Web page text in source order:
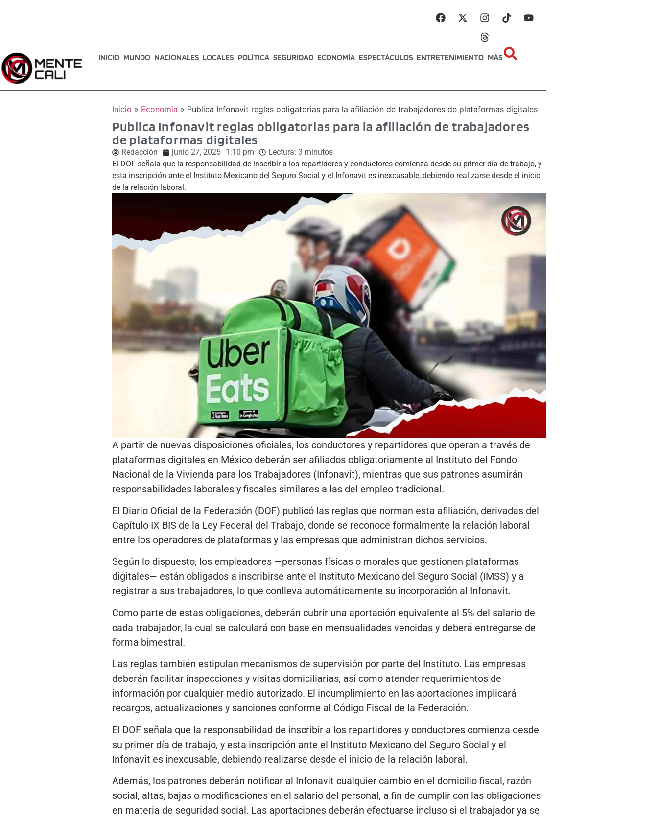
INICIO MUNDO NACIONALES LOCALES POLÍTICA SEGURIDAD ECONOMÍA ESPECTÁCULOS ENTRETENIMIENTO MÁS
Inicio » Economía » Publica Infonavit reglas obligatorias para la afiliación de trabajadores de plataformas digitales
Publica Infonavit reglas obligatorias para la afiliación de trabajadores
de plataformas digitales
Redacción junio 27, 2025 1:10 pm Lectura: 3 minutos
El DOF señala que la responsabilidad de inscribir a los repartidores y conductores comienza desde su primer día de trabajo, y
esta inscripción ante el Instituto Mexicano del Seguro Social y el Infonavit es inexcusable, debiendo realizarse desde el inicio
de la relación laboral.
A partir de nuevas disposiciones oficiales, los conductores y repartidores que operan a través de
plataformas digitales en México deberán ser afiliados obligatoriamente al Instituto del Fondo
Nacional de la Vivienda para los Trabajadores (Infonavit), mientras que sus patrones asumirán
responsabilidades laborales y fiscales similares a las del empleo tradicional.
El Diario Oficial de la Federación (DOF) publicó las reglas que norman esta afiliación, derivadas del
Capítulo IX BIS de la Ley Federal del Trabajo, donde se reconoce formalmente la relación laboral
entre los operadores de plataformas y las empresas que administran dichos servicios.
Según lo dispuesto, los empleadores —personas físicas o morales que gestionen plataformas
digitales— están obligados a inscribirse ante el Instituto Mexicano del Seguro Social (IMSS) y a
registrar a sus trabajadores, lo que conlleva automáticamente su incorporación al Infonavit.
Como parte de estas obligaciones, deberán cubrir una aportación equivalente al 5% del salario de
cada trabajador, la cual se calculará con base en mensualidades vencidas y deberá entregarse de
forma bimestral.
Las reglas también estipulan mecanismos de supervisión por parte del Instituto. Las empresas
deberán facilitar inspecciones y visitas domiciliarias, así como atender requerimientos de
información por cualquier medio autorizado. El incumplimiento en las aportaciones implicará
recargos, actualizaciones y sanciones conforme al Código Fiscal de la Federación.
El DOF señala que la responsabilidad de inscribir a los repartidores y conductores comienza desde
su primer día de trabajo, y esta inscripción ante el Instituto Mexicano del Seguro Social y el
Infonavit es inexcusable, debiendo realizarse desde el inicio de la relación laboral.
Además, los patrones deberán notificar al Infonavit cualquier cambio en el domicilio fiscal, razón
social, altas, bajas o modificaciones en el salario del personal, a fin de cumplir con las obligaciones
en materia de seguridad social. Las aportaciones deberán efectuarse incluso si el trabajador ya se